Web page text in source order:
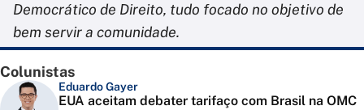
Democrático de Direito, tudo focado no objetivo de
bem servir a comunidade.
Colunistas
Eduardo Gayer
EUA aceitam debater tarifaço com Brasil na OMC